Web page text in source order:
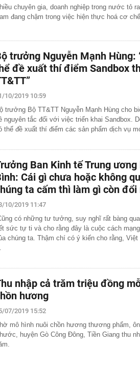
chuyên gia, doanh nghiệp trong nước tỏ
đang chậm trong việc hiện thực hoá cơ chế
trưởng Nguyễn Mạnh Hùng:
đề xuất thí điểm Sandbox
10/2019 10:59
trưởng Bộ TT&TT Nguyễn Mạnh Hùng cho
nguyên tắc đối với việc triển khai Sandbox.
thể đề xuất thí điểm các sản phẩm dịch vụ
Ban Kinh tế Trung ương
Cái gì chưa hoặc không
ta cấm thì làm gì còn
10/2019 11:47
có những tư tưởng, suy nghĩ rất bàng
sức tự ti và cho rằng đây là cuộc cách
chúng ta. Thậm chí có ý kiến cho rằng,
nhập cả trăm triệu đồng
hương
07/2019 15:52
mô hình nuôi chồn hương thương phẩm,
huyện Gò Công Đông, Tiền Giang thu